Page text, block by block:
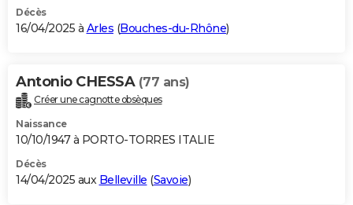
Décès
16/04/2025 à Arles (Bouches-du-Rhône)
Antonio CHESSA (77 ans)
Créer une cagnotte obsèques
Naissance
10/10/1947 à PORTO-TORRES ITALIE
Décès
14/04/2025 aux Belleville (Savoie)